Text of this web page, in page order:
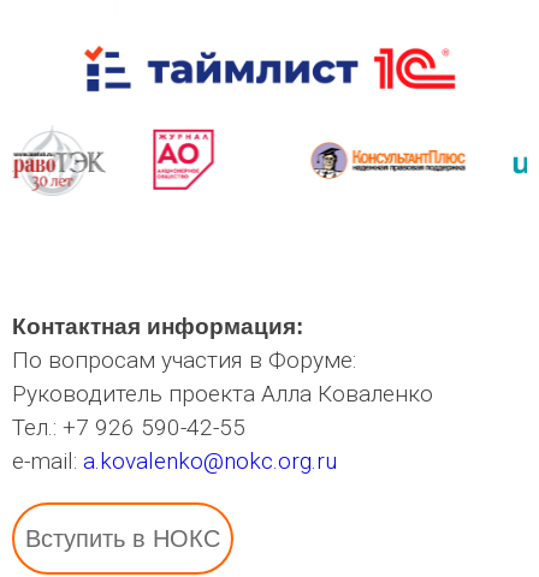
Контактная информация:
По вопросам участия в Форуме:
Руководитель проекта Алла Коваленко
Тел.: +7 926 590-42-55
e-mail: a.kovalenko@nokc.org.ru
Вступить в НОКС